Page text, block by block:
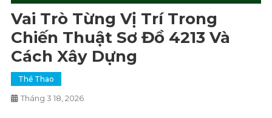
Vai Trò Từng Vị Trí Trong
Chiến Thuật Sơ Đồ 4213 Và
Cách Xây Dựng
Thể Thao
Tháng 3 18, 2026